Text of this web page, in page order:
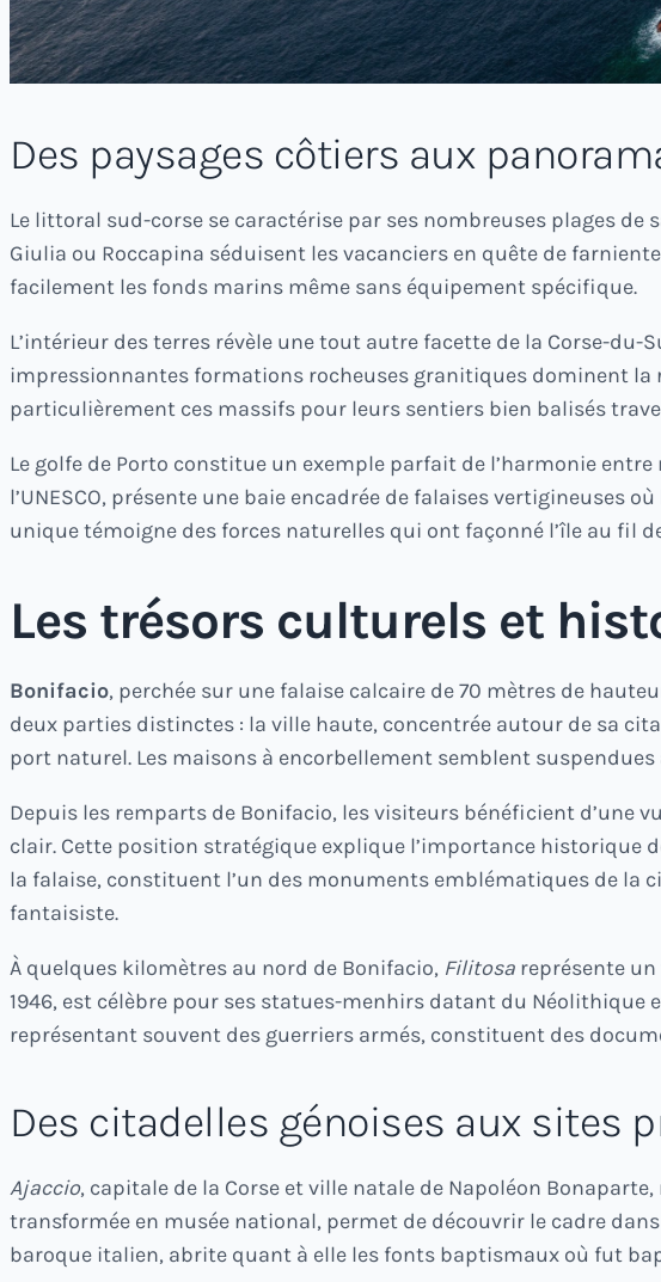
Des paysages côtiers aux
Le littoral sud-corse se caractérise par ses nombreuses plages
Giulia ou Roccapina séduisent les vacanciers en quête de
facilement les fonds marins même sans équipement spécifique.
L’intérieur des terres révèle une tout autre facette de la Corse-du-
impressionnantes formations rocheuses granitiques dominent la
particulièrement ces massifs pour leurs sentiers bien balisés
Le golfe de Porto constitue un exemple parfait de l’harmonie
l’UNESCO, présente une baie encadrée de falaises vertigineuses
unique témoigne des forces naturelles qui ont façonné l’île au fil
Les trésors culturels et
Bonifacio, perchée sur une falaise calcaire de 70 mètres de
deux parties distinctes : la ville haute, concentrée autour de sa
port naturel. Les maisons à encorbellement semblent
Depuis les remparts de Bonifacio, les visiteurs bénéficient d’une
clair. Cette position stratégique explique l’importance historique
la falaise, constituent l’un des monuments emblématiques de la
fantaisiste.
À quelques kilomètres au nord de Bonifacio, Filitosa représente
1946, est célèbre pour ses statues-menhirs datant du Néolithique
représentant souvent des guerriers armés, constituent des
Des citadelles génoises aux sites
Ajaccio, capitale de la Corse et ville natale de Napoléon
transformée en musée national, permet de découvrir le cadre
baroque italien, abrite quant à elle les fonts baptismaux où fut